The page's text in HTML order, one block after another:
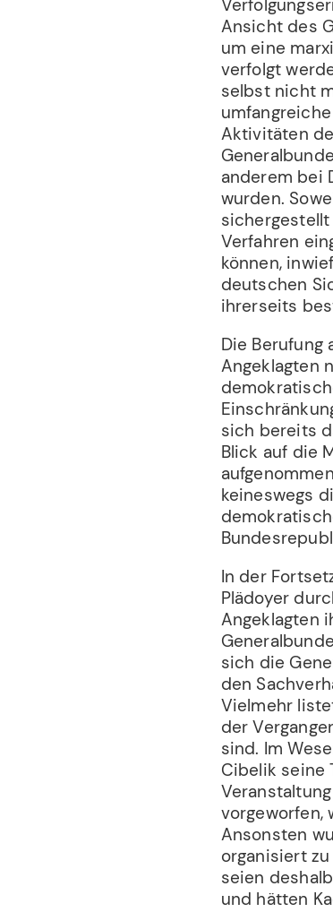
Ansicht des
um eine
verfolgt
selbst nicht
Aktivitäten
anderem bei
wurden.
Verfahren
können,
deutschen
ihrerseits
Die
Angeklagten
sich bereits
Blick auf die
keineswegs
In der
Plädoyer
Angeklagten
sich die
den
Vielmehr
der
sind. Im
Cibelik seine
vorgeworfen,
Ansonsten
organisiert
seien
und hätten